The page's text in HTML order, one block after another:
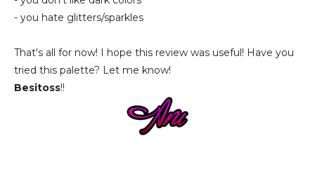
- you hate glitters/sparkles
That's all for now! I hope this review was useful! Have you
tried this palette? Let me know!
Besitoss!!